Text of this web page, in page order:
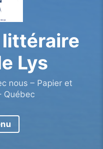
littéraire
Lys
nous – Papier et
Québec